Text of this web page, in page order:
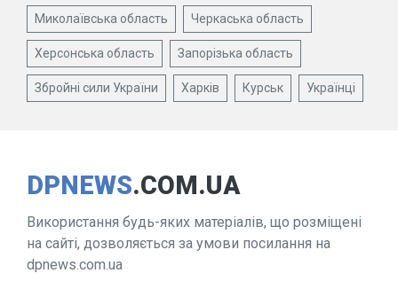
Миколаївська область Черкаська область
Херсонська область Запорізька область
Збройні сили України Харків Курськ Українці
DPNEWS.COM.UA
Використання будь-яких матеріалів, що розміщені
на сайті, дозволяється за умови посилання на
dpnews.com.ua